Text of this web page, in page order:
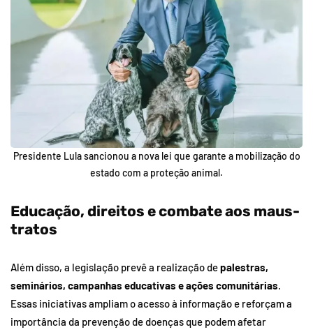
Presidente Lula sancionou a nova lei que garante a mobilização do
estado com a proteção animal.
Educação, direitos e combate aos maus-
tratos
Além disso, a legislação prevê a realização depalestras,
seminários, campanhas educativas e ações comunitárias.
Essas iniciativas ampliam o acesso à informação e reforçam a
importância da prevenção de doenças que podem afetar